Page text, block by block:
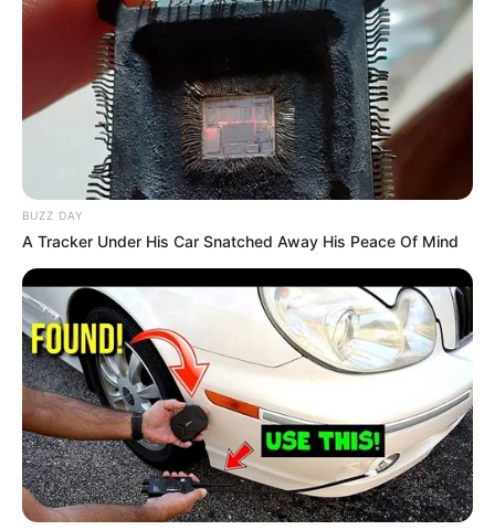
Mariés au premier
BUZZ DAY
A Tracker Under His Car Snatched Away His Peace Of Mind